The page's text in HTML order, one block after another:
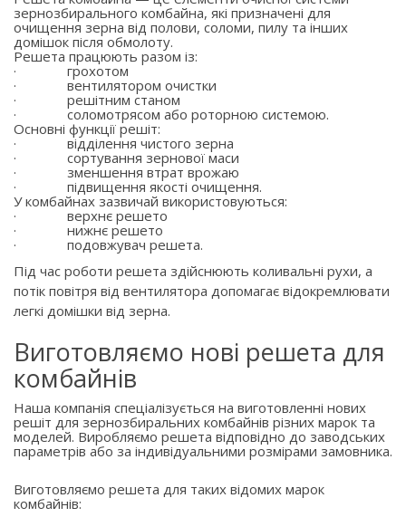
зернозбирального комбайна, які призначені для
очищення зерна від полови, соломи, пилу та інших
домішок після обмолоту.
Решета працюють разом із:
·
грохотом
·
вентилятором очистки
·
решітним станом
·
соломотрясом або роторною системою.
Основні функції решіт:
·
відділення чистого зерна
·
сортування зернової маси
·
зменшення втрат врожаю
·
підвищення якості очищення.
У комбайнах зазвичай використовуються:
·
верхнє решето
·
нижнє решето
·
подовжувач решета.
Під час роботи решета здійснюють коливальні рухи, а
потік повітря від вентилятора допомагає відокремлювати
легкі домішки від зерна.
Виготовляємо нові решета для
комбайнів
Наша компанія спеціалізується на виготовленні нових
решіт для зернозбиральних комбайнів різних марок та
моделей. Виробляємо решета відповідно до заводських
параметрів або за індивідуальними розмірами замовника.
Виготовляємо решета для таких відомих марок
комбайнів: